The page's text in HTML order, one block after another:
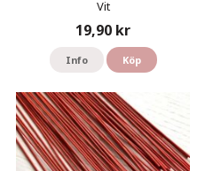
Vit
19,90 kr
Info Köp